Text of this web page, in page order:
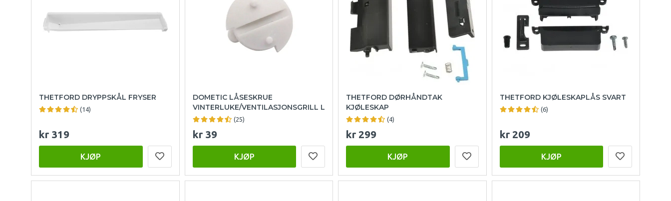
THETFORD DRYPPSKÅL FRYSER
(14)
kr 319
KJØP
DOMETIC LÅSESKRUE
VINTERLUKE/VENTILASJONSGRILL L
(25)
kr 39
KJØP
THETFORD DØRHÅNDTAK
KJØLESKAP
(4)
kr 299
KJØP
THETFORD KJØLESKAPLÅS SVART
(6)
kr 209
KJØP